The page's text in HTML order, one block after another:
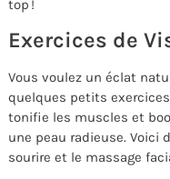
top !
Exercices de
Vous voulez un éclat
quelques petits
tonifie les muscles et
une peau radieuse. Voici
sourire et le massage